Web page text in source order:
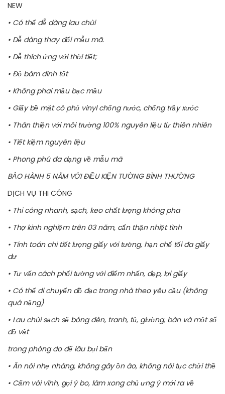
NEW
• Có thể dễ dàng lau chùi
• Dễ dàng thay đổi mẫu mã.
• Dễ thích ứng với thời tiết;
• Độ bám dính tốt
• Không phai mầu bạc mầu
• Giấy bề mặt có phủ vinyl chống nước, chống trầy xước
• Thân thiện với môi trường 100% nguyên liệu từ thiên nhiên
• Tiết kiệm nguyên liệu
• Phong phú đa dạng về mẫu mã
BẢO HÀNH 5 NĂM VỚI ĐIỀU KIỆN TƯỜNG BÌNH THƯỜNG
DỊCH VỤ THI CÔNG
• Thi công nhanh, sạch, keo chất lượng không pha
• Thợ kinh nghiệm trên 03 năm, cẩn thận nhiệt tình
• Tính toán chi tiết lượng giấy với tường, hạn chế tối đa giấy
dư
• Tư vấn cách phối tường với điểm nhấn, đẹp, lợi giấy
• Có thể di chuyển đồ đạc trong nhà theo yêu cầu (không
quá nặng)
• Lau chùi sạch sẽ bóng đèn, tranh, tủ, giường, bàn và một số
đồ vật
trong phòng do để lâu bụi bẩn
• Ăn nói nhẹ nhàng, không gây ồn ào, không nói tục chửi thề
• Cấm vòi vĩnh, gợi ý bo, làm xong chủ ưng ý mới ra về